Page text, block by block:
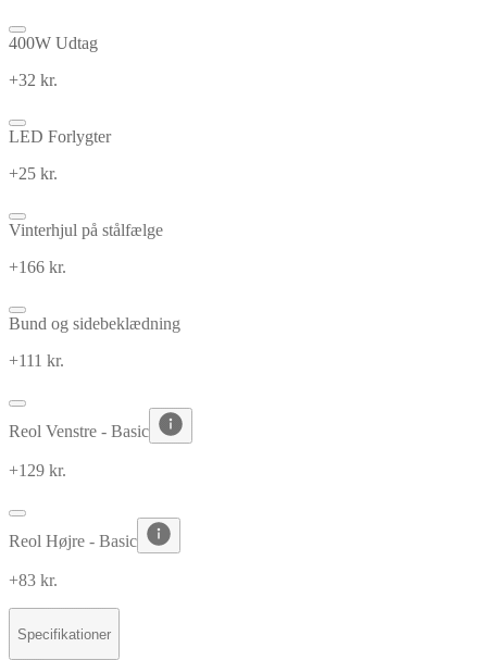
400W Udtag
+32 kr.
LED Forlygter
+25 kr.
Vinterhjul på stålfælge
+166 kr.
Bund og sidebeklædning
+111 kr.
Reol Venstre - Basic
+129 kr.
Reol Højre - Basic
+83 kr.
Specifikationer